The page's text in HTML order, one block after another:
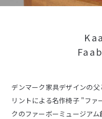
デンマーク家具デザインの
リントによる名作椅子 "ファ
クのファーボーミュージア